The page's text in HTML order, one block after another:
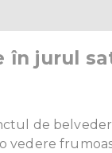
în jurul
de
vedere